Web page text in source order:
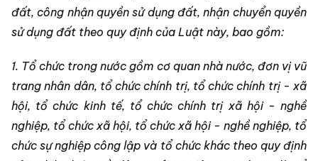
đất, công nhận quyền sử dụng đất, nhận chuyển quyền
sử dụng đất theo quy định của Luật này, bao gồm:
1. Tổ chức trong nước gồm cơ quan nhà nước, đơn vị vũ
trang nhân dân, tổ chức chính trị, tổ chức chính trị - xã
hội, tổ chức kinh tế, tổ chức chính trị xã hội - nghề
nghiệp, tổ chức xã hội, tổ chức xã hội - nghề nghiệp, tổ
chức sự nghiệp công lập và tổ chức khác theo quy định